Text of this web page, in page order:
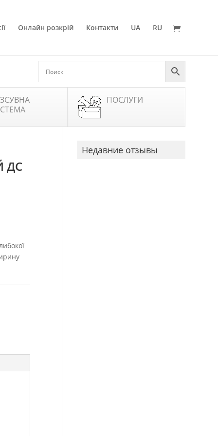
Онлайн розкрій Контакти UA RU
ПОСЛУГИ
ДС
Недавние отзывы